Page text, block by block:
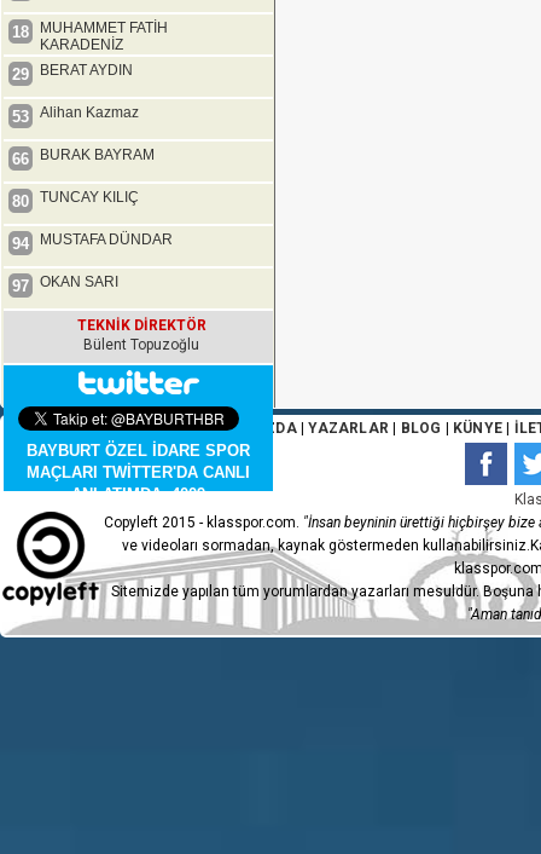
18
MUHAMMET FATİH
KARADENİZ
29 BERAT AYDIN
53 Alihan Kazmaz
66 BURAK BAYRAM
80 TUNCAY KILIÇ
94 MUSTAFA DÜNDAR
97 OKAN SARI
TEKNİK DİREKTÖR
Bülent Topuzoğlu
BAYBURT ÖZEL İDARE SPOR
MAÇLARI TWİTTER'DA CANLI
ANLATIMDA. 4009
ANA SAYFA|HAKKIMIZDA|YAZARLAR BLOG KÜNYE|
Copyleft 2015 - klasspor.com. "İnsan beyninin ürettiği hiçbirşey bize
ve videoları sormadan, kaynak göstermeden
Sitemizde yapılan tüm yorumlardan yazarları mesuldür.
"Aman